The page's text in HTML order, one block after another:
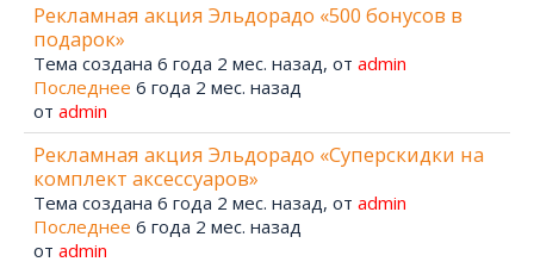
Рекламная акция Эльдорадо «500 бонусов в
подарок»
Тема создана 6 года 2 мес. назад, от admin
Последнее 6 года 2 мес. назад
от admin
Рекламная акция Эльдорадо «Суперскидки на
комплект аксессуаров»
Тема создана 6 года 2 мес. назад, от admin
Последнее 6 года 2 мес. назад
от admin